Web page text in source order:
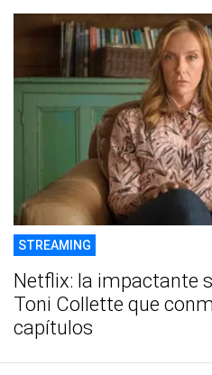
STREAMING
Netflix: la impactante
Toni Collette que
capítulos